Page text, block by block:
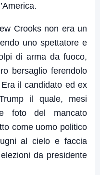
Crooks non era un
uno spettatore e
di arma da fuoco,
bersaglio ferendolo
il candidato ed ex
il quale, mesi
foto del mancato
come uomo politico
al cielo e faccia
da presidente